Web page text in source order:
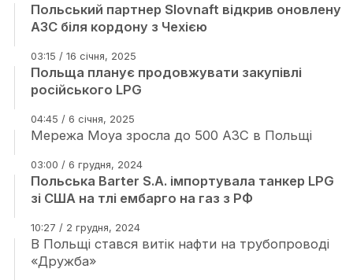
Польський партнер Slovnaft відкрив оновлену
АЗС біля кордону з Чехією
03:15 / 16 січня, 2025
Польща планує продовжувати закупівлі
російського LPG
04:45 / 6 січня, 2025
Мережа Moya зросла до 500 АЗС в Польщі
03:00 / 6 грудня, 2024
Польська Barter S.A. імпортувала танкер LPG
зі США на тлі ембарго на газ з РФ
10:27 / 2 грудня, 2024
В Польщі стався витік нафти на трубопроводі
«Дружба»